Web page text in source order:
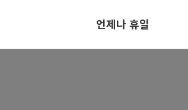
언제나 휴일